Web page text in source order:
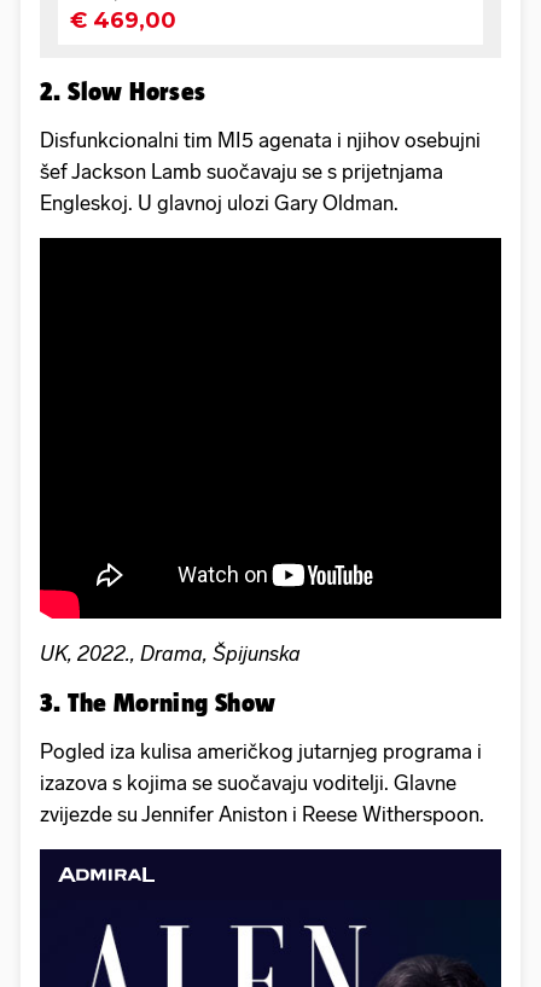
2. Slow Horses
Disfunkcionalni tim MI5 agenata i njihov osebujni
šef Jackson Lamb suočavaju se s prijetnjama
Engleskoj. U glavnoj ulozi Gary Oldman.
UK, 2022., Drama, Špijunska
3. The Morning Show
Pogled iza kulisa američkog jutarnjeg programa i
izazova s kojima se suočavaju voditelji. Glavne
zvijezde su Jennifer Aniston i Reese Witherspoon.